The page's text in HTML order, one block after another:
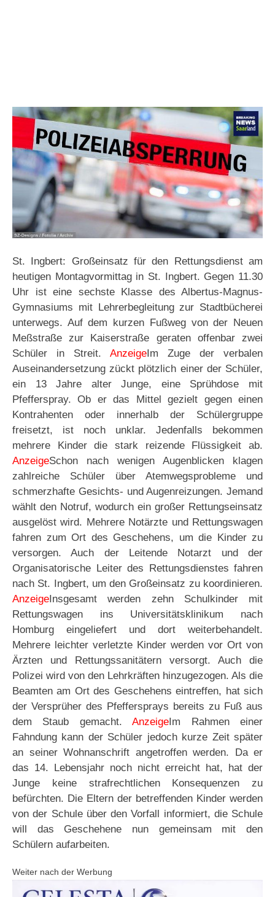
St. Ingbert: Großeinsatz für den Rettungsdienst am
heutigen Montagvormittag in St. Ingbert. Gegen 11.30
Uhr ist eine sechste Klasse des Albertus-Magnus-
Gymnasiums mit Lehrerbegleitung zur Stadtbücherei
unterwegs. Auf dem kurzen Fußweg von der Neuen
Meßstraße zur Kaiserstraße geraten offenbar zwei
Schüler in Streit. Anzeige Im Zuge der verbalen
Auseinandersetzung zückt plötzlich einer der Schüler,
ein 13 Jahre alter Junge, eine Sprühdose mit
Pfefferspray. Ob er das Mittel gezielt gegen einen
Kontrahenten oder innerhalb der Schülergruppe
freisetzt, ist noch unklar. Jedenfalls bekommen
mehrere Kinder die stark reizende Flüssigkeit ab.
AnzeigeSchon nach wenigen Augenblicken klagen
zahlreiche Schüler über Atemwegsprobleme und
schmerzhafte Gesichts- und Augenreizungen. Jemand
wählt den Notruf, wodurch ein großer Rettungseinsatz
ausgelöst wird. Mehrere Notärzte und Rettungswagen
fahren zum Ort des Geschehens, um die Kinder zu
versorgen. Auch der Leitende Notarzt und der
Organisatorische Leiter des Rettungsdienstes fahren
nach St. Ingbert, um den Großeinsatz zu koordinieren.
Anzeige Insgesamt werden zehn Schulkinder mit
Rettungswagen ins Universitätsklinikum nach
Homburg eingeliefert und dort weiterbehandelt.
Mehrere leichter verletzte Kinder werden vor Ort von
Ärzten und Rettungssanitätern versorgt. Auch die
Polizei wird von den Lehrkräften hinzugezogen. Als die
Beamten am Ort des Geschehens eintreffen, hat sich
der Versprüher des Pfeffersprays bereits zu Fuß aus
dem Staub gemacht.Anzeige Im Rahmen einer
Fahndung kann der Schüler jedoch kurze Zeit später
an seiner Wohnanschrift angetroffen werden. Da er
das 14. Lebensjahr noch nicht erreicht hat, hat der
Junge keine strafrechtlichen Konsequenzen zu
befürchten. Die Eltern der betreffenden Kinder werden
von der Schule über den Vorfall informiert, die Schule
will das Geschehene nun gemeinsam mit den
Schülern aufarbeiten.
Weiter nach der Werbung